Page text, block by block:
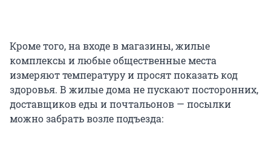
Кроме того, на входе в магазины, жилые
комплексы и любые общественные места
измеряют температуру и просят показать код
здоровья. В жилые дома не пускают посторонних,
доставщиков еды и почтальонов — посылки
можно забрать возле подъезда: